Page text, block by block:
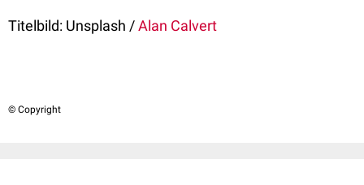
Titelbild: Unsplash /Alan Calvert
© Copyright